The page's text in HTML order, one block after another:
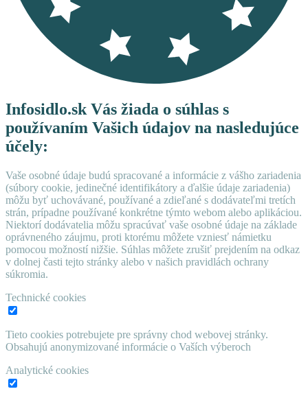
Infosidlo.sk Vás žiada o súhlas s
používaním Vašich údajov na nasledujúce
účely:
Vaše osobné údaje budú spracované a informácie z vášho zariadenia
(súbory cookie, jedinečné identifikátory a ďalšie údaje zariadenia)
môžu byť uchovávané, používané a zdieľané s dodávateľmi tretích
strán, prípadne používané konkrétne týmto webom alebo aplikáciou.
Niektorí dodávatelia môžu spracúvať vaše osobné údaje na základe
oprávneného záujmu, proti ktorému môžete vzniesť námietku
pomocou možností nižšie. Súhlas môžete zrušiť prejdením na odkaz
v dolnej časti tejto stránky alebo v našich pravidlách ochrany
súkromia.
Technické cookies
Tieto cookies potrebujete pre správny chod webovej stránky.
Obsahujú anonymizované informácie o Vaších výberoch
Analytické cookies